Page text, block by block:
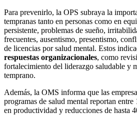
Para prevenirlo, la OPS subraya la
tempranas tanto en personas como en
persistente, problemas de sueño,
frecuentes, ausentismo, presentismo,
de licencias por salud mental. Estos
respuestas organizacionales, como
fortalecimiento del liderazgo saludable y
temprano.
Además, la OMS informa que las
programas de salud mental reportan
en productividad y reducciones de hasta